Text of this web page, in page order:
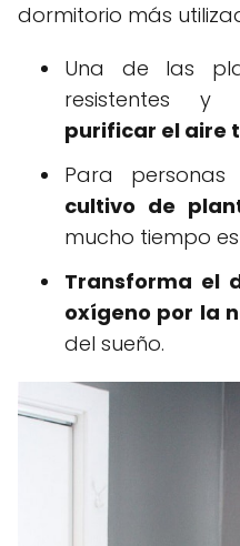
dormitorio más
Una de las
resistentes y
purificar el aire
Para
cultivo de
mucho tiempo
Transforma el
oxígeno por la
del sueño.